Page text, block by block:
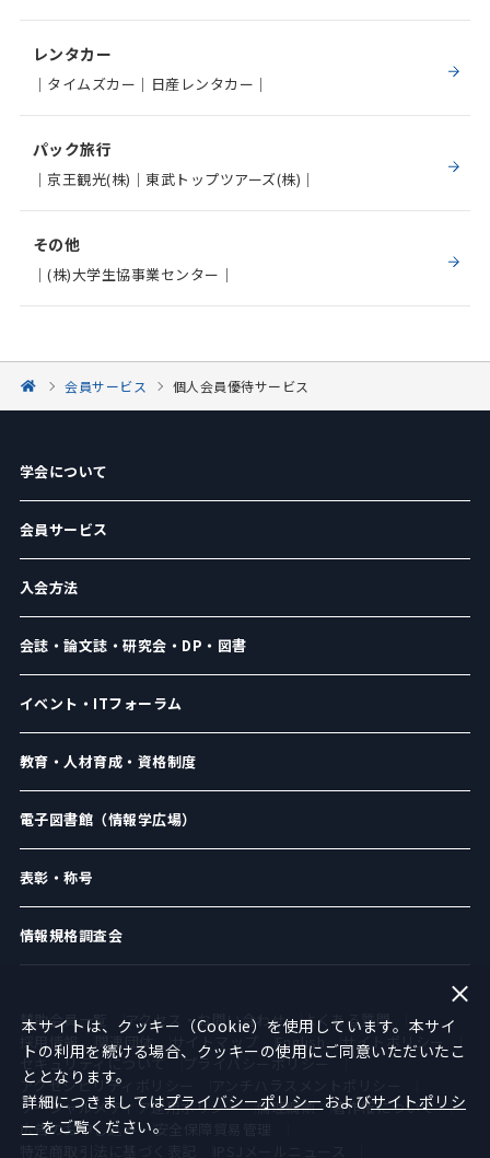
レンタカー
｜タイムズカー｜日産レンタカー｜
パック旅行
｜京王観光(株)｜東武トップツアーズ(株)｜
その他
｜(株)大学生協事業センター｜
会員サービス 個人会員優待サービス
学会について
会員サービス
入会方法
会誌・論文誌・研究会・DP・図書
イベント・ITフォーラム
教育・人材育成・資格制度
電子図書館（情報学広場）
表彰・称号
情報規格調査会
賛助会員一覧 アクセス・お問い合わせ
よくある質問
採用情報
関連団体 サイトマップ English
サイトポリシー
セキュリティについて
プライバシーポリシー
アクセシビリティポリシー
ソーシャルメディア運用ポリシー
倫理綱領
著作権について
広告のお申し込み
安全保障貿易管理
本サイトは、クッキー（Cookie）を使用しています。本サイ
トの利用を続ける場合、クッキーの使用にご同意いただいたこ
ととなります。
詳細につきましてはプライバシーポリシー およびサイトポリシ
ー をご覧ください。